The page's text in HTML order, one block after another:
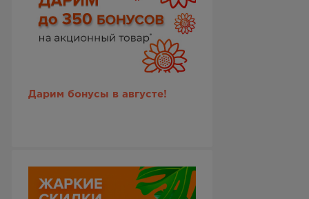
Дарим бонусы в августе!